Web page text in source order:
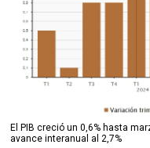
El PIB creció un 0,6% hasta
avance interanual al 2,7%